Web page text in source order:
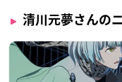
清川元夢さんの